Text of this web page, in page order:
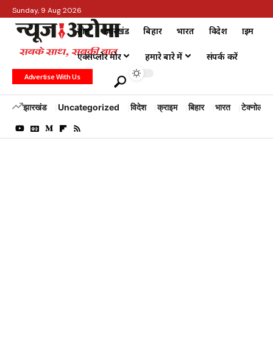
Sunday, 9 Aug 2026
होम झारखंड बिहार भारत विदेश क्राइम
एक्सप्लोर मोर हमारे बारे में संपर्क करें
Advertise With Us
झारखंड Uncategorized विदेश क्राइम बिहार भारत टेक्नोलॉजी